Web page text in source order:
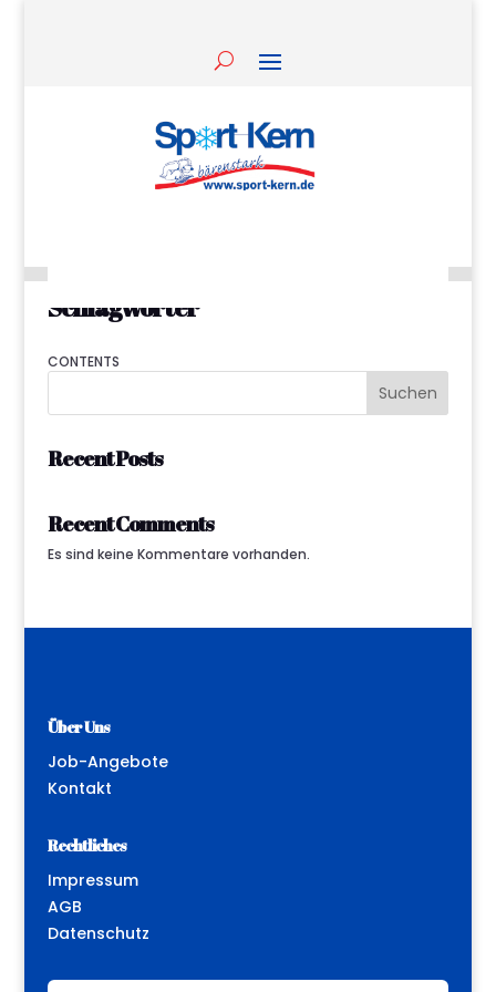
Schlagwörter
CONTENTS
Suchen
Recent Posts
Recent Comments
Es sind keine Kommentare vorhanden.
Über Uns
Job-Angebote
Kontakt
Rechtliches
Impressum
AGB
Datenschutz